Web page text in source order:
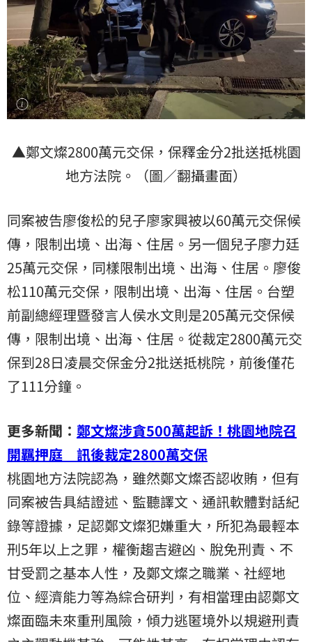
▲鄭文燦2800萬元交保，保釋金分2批送抵桃園
地方法院。（圖／翻攝畫面）
同案被告廖俊松的兒子廖家興被以60萬元交保候
傳，限制出境、出海、住居。另一個兒子廖力廷
25萬元交保，同樣限制出境、出海、住居。廖俊
松110萬元交保，限制出境、出海、住居。台塑
前副總經理暨發言人侯水文則是205萬元交保候
傳，限制出境、出海、住居。從裁定2800萬元交
保到28日凌晨交保金分2批送抵桃院，前後僅花
了111分鐘。
更多新聞： 鄭文燦涉貪500萬起訴！桃園地院召
開羈押庭 訊後裁定2800萬交保
桃園地方法院認為，雖然鄭文燦否認收賄，但有
同案被告具結證述、監聽譯文、通訊軟體對話紀
錄等證據，足認鄭文燦犯嫌重大，所犯為最輕本
刑5年以上之罪，權衡趨吉避凶、脫免刑責、不
甘受罰之基本人性，及鄭文燦之職業、社經地
位、經濟能力等為綜合研判，有相當理由認鄭文
燦面臨未來重刑風險，傾力逃匿境外以規避刑責